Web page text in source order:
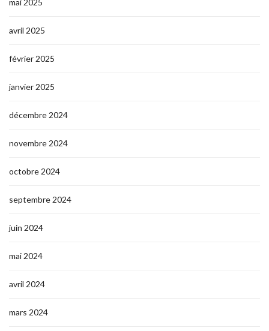
mai 2025
avril 2025
février 2025
janvier 2025
décembre 2024
novembre 2024
octobre 2024
septembre 2024
juin 2024
mai 2024
avril 2024
mars 2024